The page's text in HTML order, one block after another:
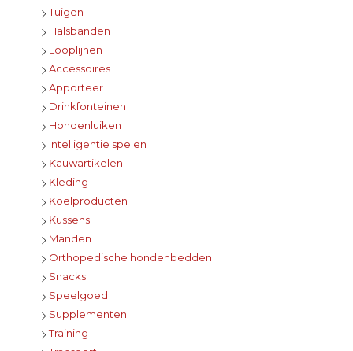
Tuigen
Halsbanden
Looplijnen
Accessoires
Apporteer
Drinkfonteinen
Hondenluiken
Intelligentie spelen
Kauwartikelen
Kleding
Koelproducten
Kussens
Manden
Orthopedische hondenbedden
Snacks
Speelgoed
Supplementen
Training